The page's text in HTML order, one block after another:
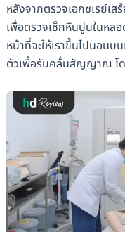
หลังจากตรวจเอกซเรย์เ
เพื่อตรวจเช็กหินปูนในหล
หน้าที่จะให้เราขึ้นไปนอน
ตัวเพื่อรับคลื่นสัญญาณ โด